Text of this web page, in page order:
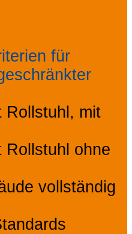
für
Rollstuhl, mit
Rollstuhl ohne
vollständig